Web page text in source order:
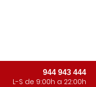
944 943 444
L-S de 9:00h a 22:00h